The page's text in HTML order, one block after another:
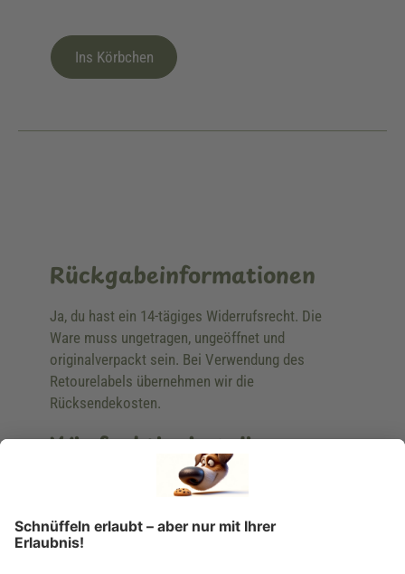
Ins Körbchen
Rückgabeinformationen
Ja, du hast ein 14-tägiges Widerrufsrecht. Die
Ware muss ungetragen, ungeöffnet und
originalverpackt sein. Bei Verwendung des
Retourelabels übernehmen wir die
Rücksendekosten.
Wie funktioniert die
Rücksendung?
Bitte fülle das Rücksendeformular aus. Dieses
findest du online. Verpacke die Artikel